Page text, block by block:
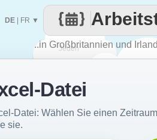
Jeden
..in Großbritannien und Irland
DE FR ▼
Datei
Datei: Wählen Sie einen
sie.